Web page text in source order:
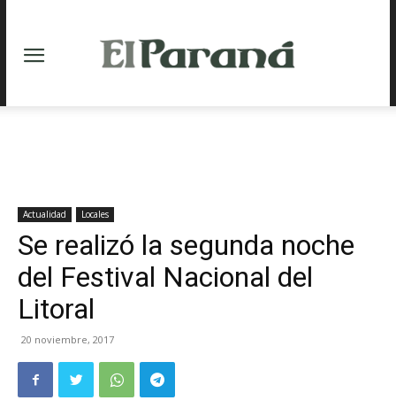
Actualidad Locales
Se realizó la segunda noche
del Festival Nacional del
Litoral
20 noviembre, 2017